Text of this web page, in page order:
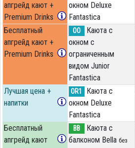
апгрейд кают +
Premium Drinks
окном Deluxe
Fantastica
Бесплатный
апгрейд кают +
Premium Drinks
OO
Каюта с
окном с
ограниченным
видом Junior
Fantastica
Лучшая цена +
напитки
OR1
Каюта с
окном Deluxe
Fantastica
Бесплатный
апгрейд кают
BB
Каюта с
балконом Bella без